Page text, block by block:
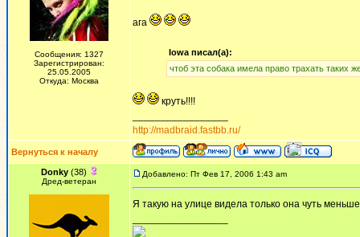
Сообщения: 1327
Зарегистрирован:
25.05.2005
Откуда: Москва
ага
Iowa писал(а):
чтоб эта собака имела право трахать таких
круть!!!!
http://madbraid.fastbb.ru/
Вернуться к началу
Donky(38)
Дред-ветеран
Добавлено: Пт Фев 17, 2006 1:43 am
Я такую на улице видела только она чуть